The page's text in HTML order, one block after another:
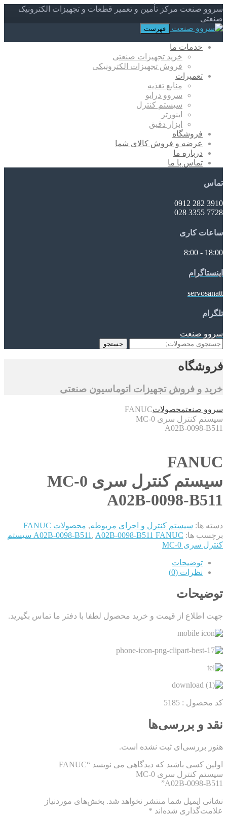
سروو صنعت مرکز تأمین و تعمیر قطعات و تجهیزات الکترونیک
صنعتی
فهرست
خدمات ما
خرید تجهیزات صنعتی
فروش تجهیزات الکترونیکی
تعمیرات
منابع تغذیه
سروو درایو
سیستم کنترل
اینورتر
ابزار دقیق
فروشگاه
عرضه و فروش کالای شما
درباره ما
تماس با ما
تماس
3910 282 0912
7728 3355 028
ساعات کاری
18:00 - 8:00
اینستاگرام
servosanatt
تلگرام
سروو صنعت
جستجو
جستجو
فروشگاه
خرید و فروش تجهیزات اتوماسیون صنعتی
سروو صنعتمحصولاتFANUC
سیستم کنترل سری 0-MC
A02B-0098-B511
FANUC
سیستم کنترل سری 0-MC
A02B-0098-B511
دسته ها: سیستم کنترل و اجزای مربوطه, محصولات FANUC
برچسب ها:
A02B-0098-B511 ,
A02B-0098-B511 FANUC سیستم
کنترل سری 0-MC
توضیحات
نظرات (0)
توضیحات
جهت اطلاع از قیمت و خرید محصول لطفا با دفتر ما تماس بگیرید.
کد محصول : 5185
نقد و بررسی‌ها
هنوز بررسی‌ای ثبت نشده است.
اولین کسی باشید که دیدگاهی می نویسد “FANUC
سیستم کنترل سری 0-MC
A02B-0098-B511”
نشانی ایمیل شما منتشر نخواهد شد. بخش‌های موردنیاز
علامت‌گذاری شده‌اند *